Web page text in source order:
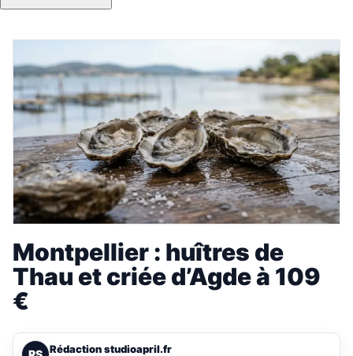
Montpellier : huîtres de
Thau et criée d’Agde à 109
€
Rédaction studioapril.fr